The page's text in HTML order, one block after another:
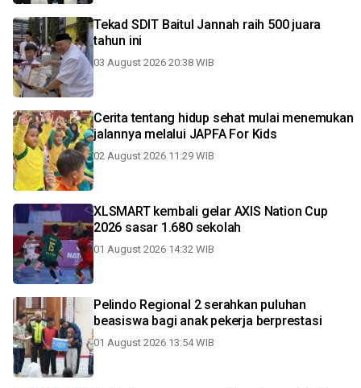
Tekad SDIT Baitul Jannah raih 500 juara
tahun ini
03 August 2026 20:38 WIB
Cerita tentang hidup sehat mulai menemukan
jalannya melalui JAPFA For Kids
02 August 2026 11:29 WIB
XLSMART kembali gelar AXIS Nation Cup
2026 sasar 1.680 sekolah
01 August 2026 14:32 WIB
Pelindo Regional 2 serahkan puluhan
beasiswa bagi anak pekerja berprestasi
01 August 2026 13:54 WIB